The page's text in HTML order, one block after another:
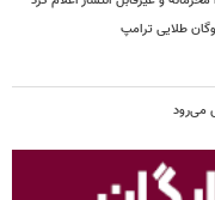
طلایی ترامپ
می‌رود